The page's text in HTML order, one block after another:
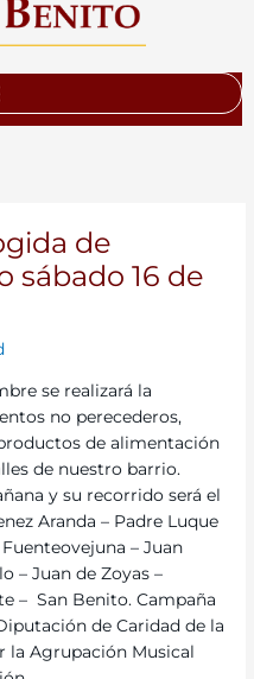
de
sábado 16 de
se realizará la
no perecederos,
de alimentación
de nuestro barrio.
y su recorrido será el
Aranda – Padre Luque
– Juan
– Juan de Zoyas –
– San Benito. Campaña
de Caridad de la
la Agrupación Musical